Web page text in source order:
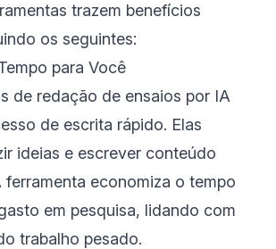
trazem benefícios
os seguintes:
para Você
de redação de ensaios por IA
de escrita rápido. Elas
ideias e escrever conteúdo
ferramenta economiza o tempo
em pesquisa, lidando com
trabalho pesado.